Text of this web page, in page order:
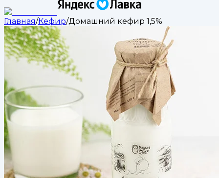
Главная/Кефир/Домашний кефир 1,5%